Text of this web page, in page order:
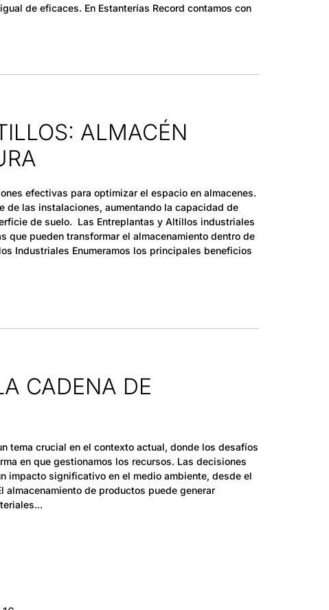
de eficaces. En Estanterías Record contamos con
ALMACÉN
efectivas para optimizar el espacio en almacenes.
de las instalaciones, aumentando la capacidad de
de suelo. Las Entreplantas y Altillos industriales
que pueden transformar el almacenamiento dentro de
Industriales Enumeramos los principales beneficios
CADENA DE
tema crucial en el contexto actual, donde los desafíos
en que gestionamos los recursos. Las decisiones
impacto significativo en el medio ambiente, desde el
almacenamiento de productos puede generar